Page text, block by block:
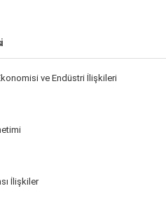
ve Endüstri İlişkileri
İlişkiler